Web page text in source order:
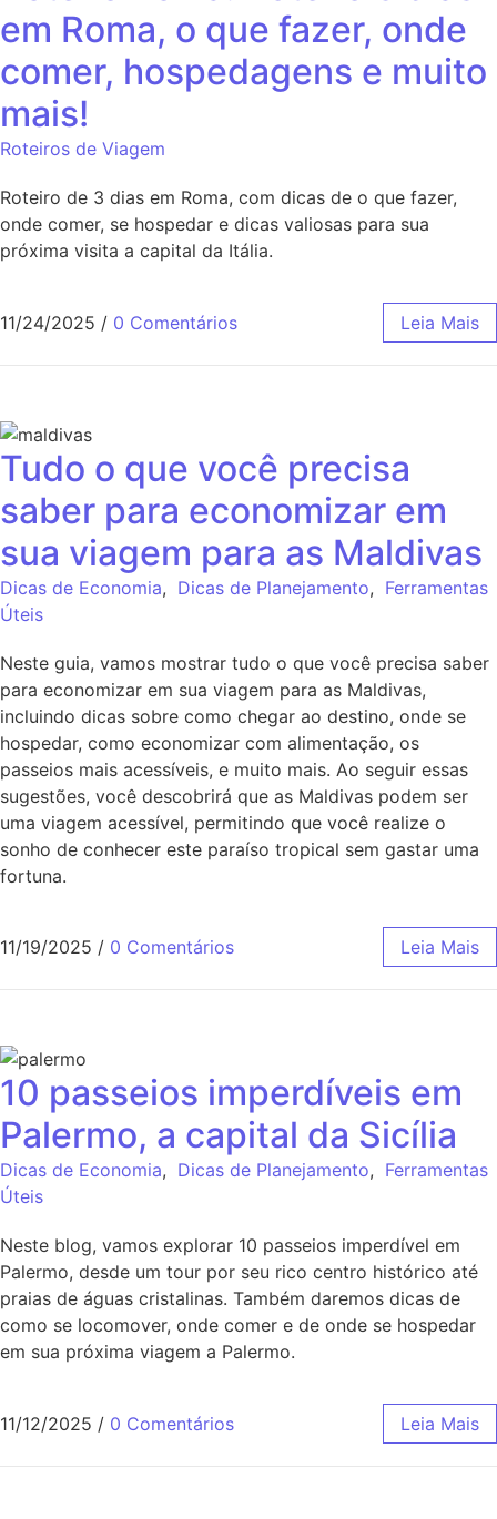
em Roma, o que fazer, onde
comer, hospedagens e muito
mais!
Roteiros de Viagem
Roteiro de 3 dias em Roma, com dicas de o que fazer,
onde comer, se hospedar e dicas valiosas para sua
próxima visita a capital da Itália.
11/24/2025 / 0 Comentários Leia Mais
Tudo o que você precisa
saber para economizar em
sua viagem para as Maldivas
Dicas de Economia, Dicas de Planejamento, Ferramentas
Úteis
Neste guia, vamos mostrar tudo o que você precisa saber
para economizar em sua viagem para as Maldivas,
incluindo dicas sobre como chegar ao destino, onde se
hospedar, como economizar com alimentação, os
passeios mais acessíveis, e muito mais. Ao seguir essas
sugestões, você descobrirá que as Maldivas podem ser
uma viagem acessível, permitindo que você realize o
sonho de conhecer este paraíso tropical sem gastar uma
fortuna.
11/19/2025 / 0 Comentários Leia Mais
10 passeios imperdíveis em
Palermo, a capital da Sicília
Dicas de Economia, Dicas de Planejamento, Ferramentas
Úteis
Neste blog, vamos explorar 10 passeios imperdível em
Palermo, desde um tour por seu rico centro histórico até
praias de águas cristalinas. Também daremos dicas de
como se locomover, onde comer e de onde se hospedar
em sua próxima viagem a Palermo.
11/12/2025 / 0 Comentários Leia Mais